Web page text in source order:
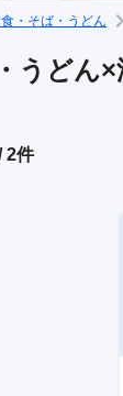
・そば・うどん
うどん
2件